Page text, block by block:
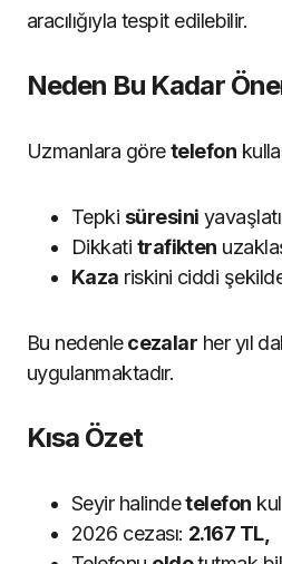
aracılığıyla tespit edilebilir.
Neden Bu Kadar
Uzmanlara göretelefon
Tepki süresini
Dikkati trafikten
Kaza riskini ciddi şekilde
Bu nedenlecezalar her yıl
uygulanmaktadır.
Kısa Özet
Seyir halindetelefon
2026 cezası: 2.167 TL,